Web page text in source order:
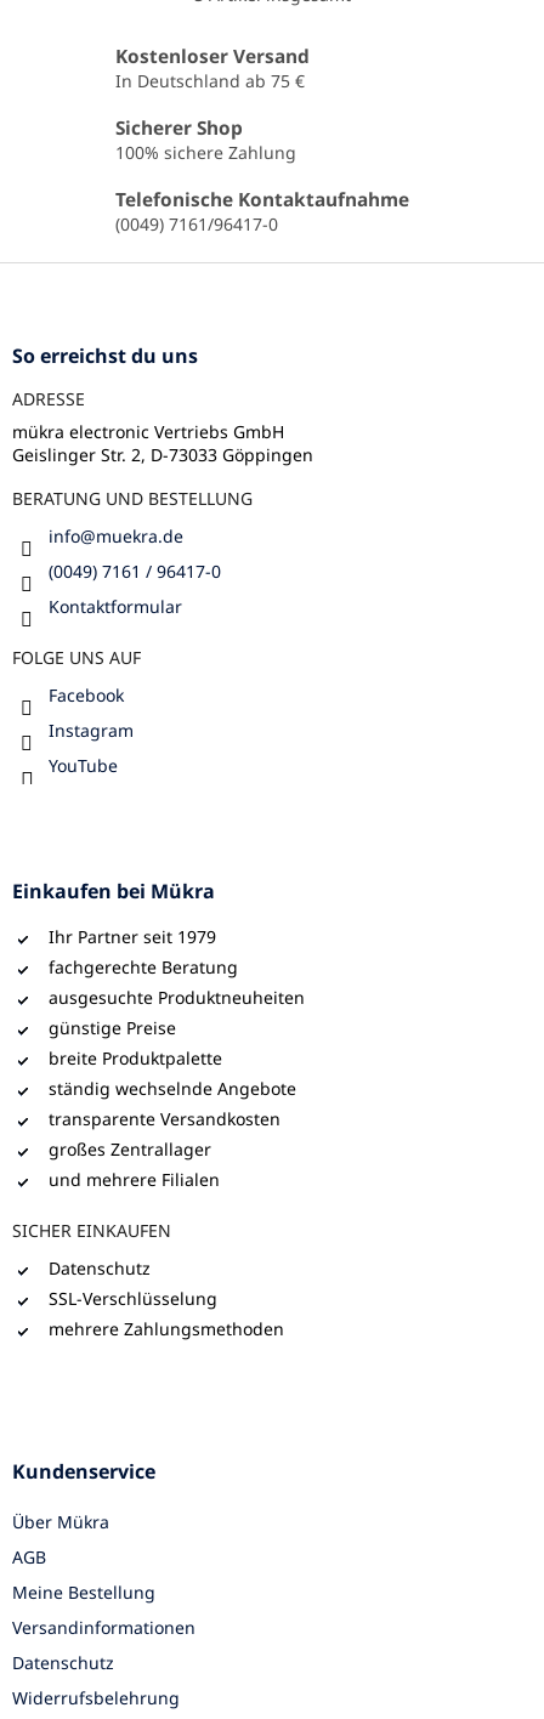
e
u
e
e
l
e
m
e
n
i
s
t
Kostenloser Versand
In Deutschland ab 75 €
Sicherer Shop
100% sichere Zahlung
Telefonische Kontaktaufnahme
(0049) 7161/96417-0
F
So erreichst du uns
ADRESSE
mükra electronic Vertriebs GmbH
Geislinger Str. 2, D-73033 Göppingen
BERATUNG UND BESTELLUNG
info@muekra.de
(0049) 7161 / 96417-0
Kontaktformular
FOLGE UNS AUF
Facebook
Instagram
YouTube
Einkaufen bei Mükra
Ihr Partner seit 1979
fachgerechte Beratung
ausgesuchte Produktneuheiten
günstige Preise
breite Produktpalette
ständig wechselnde Angebote
transparente Versandkosten
großes Zentrallager
und mehrere Filialen
SICHER EINKAUFEN
Datenschutz
SSL-Verschlüsselung
mehrere Zahlungsmethoden
Kundenservice
Über Mükra
AGB
Meine Bestellung
Versandinformationen
Datenschutz
Widerrufsbelehrung